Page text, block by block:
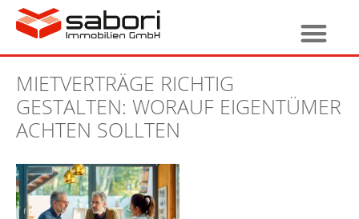
MIETVERTRÄGE RICHTIG
GESTALTEN: WORAUF EIGENTÜMER
ACHTEN SOLLTEN